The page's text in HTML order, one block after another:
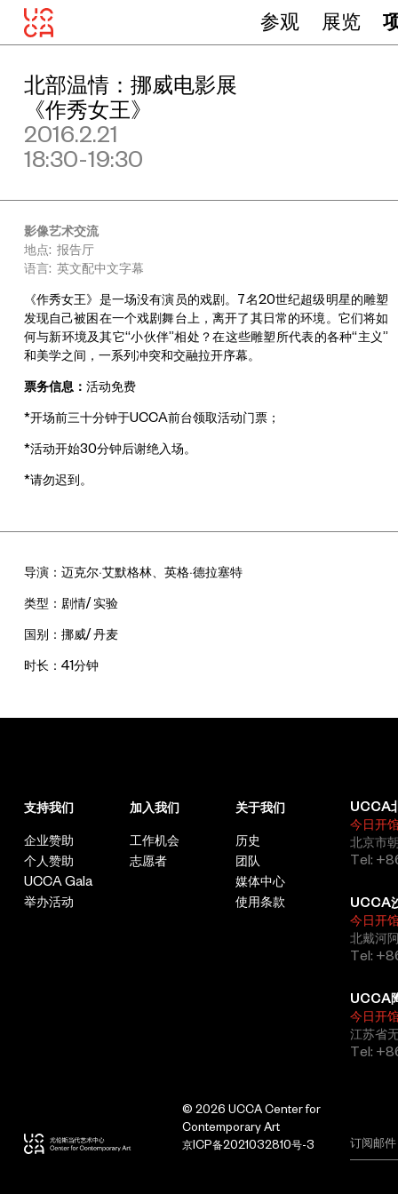
参观 展览
北部温情：挪威电影展
《作秀女王》
2016.2.21
18:30-19:30
影像艺术交流
地点: 报告厅
语言: 英文配中文字幕
《作秀女王》是一场没有演员的戏剧。7名20世纪超级明星的雕塑
发现自己被困在一个戏剧舞台上，离开了其日常的环境。它们将如
何与新环境及其它“小伙伴”相处？在这些雕塑所代表的各种“主义”
和美学之间，一系列冲突和交融拉开序幕。
票务信息： 活动免费
*开场前三十分钟于UCCA前台领取活动门票；
*活动开始30分钟后谢绝入场。
*请勿迟到。
导演：迈克尔·艾默格林、英格·德拉塞特
类型：剧情/ 实验
国别：挪威/ 丹麦
时长：41分钟
支持我们
企业赞助
个人赞助
UCCA Gala
举办活动
加入我们
工作机会
志愿者
关于我们
历史
团队
媒体中心
使用条款
UCCA
今日开
北京市
Tel:
UCCA
今日开
北戴河
Tel:
UCCA
今日开
江苏省
Tel:
© 2026 UCCA Center for
Contemporary Art
京ICP备2021032810号-3